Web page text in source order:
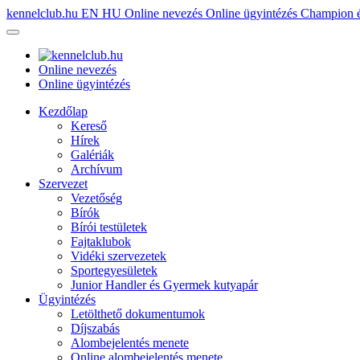
kennelclub.hu EN HU Online nevezés Online ügyintézés Champion
Online nevezés
Online ügyintézés
Kezdőlap
Kereső
Hírek
Galériák
Archívum
Szervezet
Vezetőség
Bírók
Bírói testületek
Fajtaklubok
Vidéki szervezetek
Sportegyesületek
Junior Handler és Gyermek kutyapár
Ügyintézés
Letölthető dokumentumok
Díjszabás
Alombejelentés menete
Online alombejelentés menete